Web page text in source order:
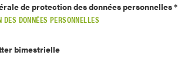
de protection des données personnelles *
DONNÉES PERSONNELLES
bimestrielle